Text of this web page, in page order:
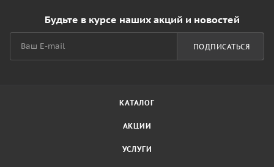
Будьте в курсе наших акций и новостей
ПОДПИСАТЬСЯ
КАТАЛОГ
АКЦИИ
УСЛУГИ